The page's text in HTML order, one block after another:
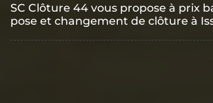
SC Clôture 44 vous propose à prix
pose et changement de clôture à